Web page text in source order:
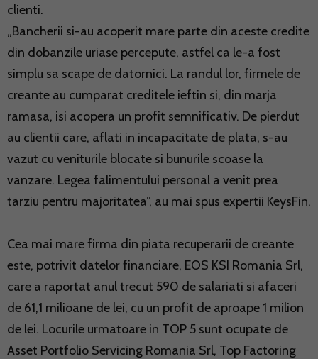
clienti.
„Bancherii si-au acoperit mare parte din aceste credite
din dobanzile uriase percepute, astfel ca le-a fost
simplu sa scape de datornici. La randul lor, firmele de
creante au cumparat creditele ieftin si, din marja
ramasa, isi acopera un profit semnificativ. De pierdut
au clientii care, aflati in incapacitate de plata, s-au
vazut cu veniturile blocate si bunurile scoase la
vanzare. Legea falimentului personal a venit prea
tarziu pentru majoritatea”, au mai spus expertii KeysFin.
Cea mai mare firma din piata recuperarii de creante
este, potrivit datelor financiare, EOS KSI Romania Srl,
care a raportat anul trecut 590 de salariati si afaceri
de 61,1 milioane de lei, cu un profit de aproape 1 milion
de lei. Locurile urmatoare in TOP 5 sunt ocupate de
Asset Portfolio Servicing Romania Srl, Top Factoring